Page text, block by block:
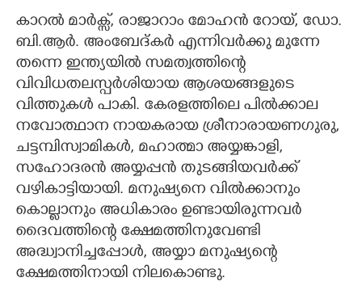
കാറൽ മാർക്സ്, രാജാറാം മോഹൻ റോയ്, ഡോ.
ബി.ആർ. അംബേദ്കർ എന്നിവർക്കു മുന്നേ
തന്നെ ഇന്ത്യയിൽ സമത്വത്തിന്റെ
വിവിധതലസ്പർശിയായ ആശയങ്ങളുടെ
വിത്തുകൾ പാകി. കേരളത്തിലെ പിൽക്കാല
നവോത്ഥാന നായകരായ ശ്രീനാരായണഗുരു,
ചട്ടമ്പിസ്വാമികൾ, മഹാത്മാ അയ്യങ്കാളി,
സഹോദരൻ അയ്യപ്പൻ തുടങ്ങിയവർക്ക്
വഴികാട്ടിയായി. മനുഷ്യനെ വിൽക്കാനും
കൊല്ലാനും അധികാരം ഉണ്ടായിരുന്നവർ
ദൈവത്തിന്റെ ക്ഷേമത്തിനുവേണ്ടി
അദ്ധ്വാനിച്ചപ്പോൾ,​ അയ്യാ മനുഷ്യന്റെ
ക്ഷേമത്തിനായി നിലകൊണ്ടു.